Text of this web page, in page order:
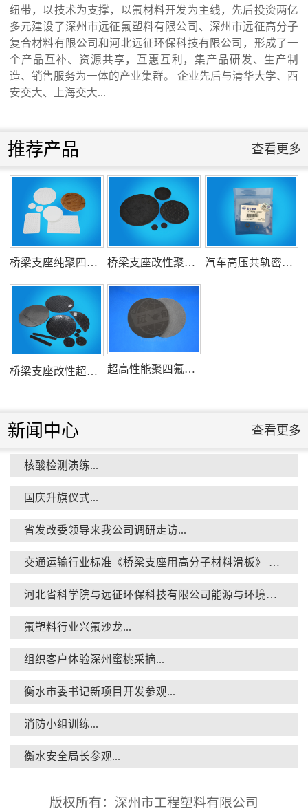
与环境新材料成果转化基地签约暨揭牌仪
式...
氟塑料行业兴氟沙龙...
组织客户体验深州蜜桃采摘...
衡水市委书记新项目开发参观...
消防小组训练...
衡水安全局长参观...
纽带，以技术为支撑，以氟材料开发为主线，先后投资两亿
多元建设了深州市远征氟塑料有限公司、深州市远征高分子
复合材料有限公司和河北远征环保科技有限公司，形成了一
个产品互补、资源共享，互惠互利，集产品研发、生产制
造、销售服务为一体的产业集群。 企业先后与清华大学、西
安交大、上海交大...
推荐产品 查看更多
桥梁支座纯聚四氟乙烯滑板 桥梁支座改性聚四氟乙烯滑板 汽车高压共轨密封圈
桥梁支座改性超高分子量聚乙烯滑板 超高性能聚四氟乙烯滑板
新闻中心 查看更多
核酸检测演练...
国庆升旗仪式...
省发改委领导来我公司调研走访...
交通运输行业标准《桥梁支座用高分子材料滑板》 送审稿审查会在京召开...
河北省科学院与远征环保科技有限公司能源与环境新材料成果转化基地签约暨揭牌仪式...
氟塑料行业兴氟沙龙...
组织客户体验深州蜜桃采摘...
衡水市委书记新项目开发参观...
消防小组训练...
衡水安全局长参观...
版权所有：深州市工程塑料有限公司